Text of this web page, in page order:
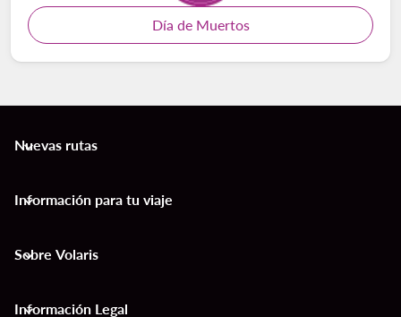
Día de Muertos
Nuevas rutas
keyboard_arrow_down
Información para tu viaje
keyboard_arrow_down
Sobre Volaris
keyboard_arrow_down
Información Legal
keyboard_arrow_down